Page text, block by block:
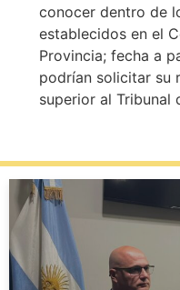
conocer dentro de
establecidos en el
Provincia; fecha a
podrían solicitar su
superior al Tribunal